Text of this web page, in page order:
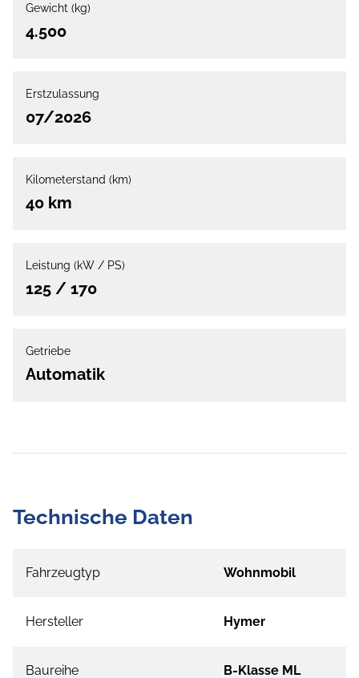
Gewicht (kg)
4.500
Erstzulassung
07/2026
Kilometerstand (km)
40 km
Leistung (kW / PS)
125 / 170
Getriebe
Automatik
Technische Daten
Fahrzeugtyp Wohnmobil
Hersteller Hymer
Baureihe B-Klasse ML